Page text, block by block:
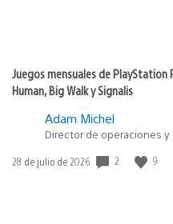
Juegos mensuales de
Human, Big Walk y Signalis
Adam Michel
Director de operaciones
Fecha
28 de julio de 2026 2 9